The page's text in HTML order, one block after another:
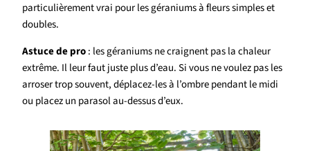
particulièrement vrai pour les géraniums à fleurs simples et
doubles.
Astuce de pro: les géraniums ne craignent pas la chaleur
extrême. Il leur faut juste plus d’eau. Si vous ne voulez pas les
arroser trop souvent, déplacez-les à l’ombre pendant le midi
ou placez un parasol au-dessus d’eux.